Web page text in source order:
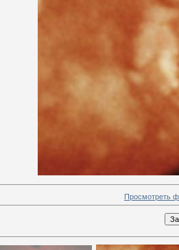
Просмотреть